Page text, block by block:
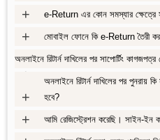
e-Return এর কোন সমস্যার ক্ষেত্রে
+
মোবাইল ফোনে কি e-Return তৈরী
+
অনলাইনে রিটার্ন দাখিলের পর সাপোর্টিং
+
অনলাইনে রিটার্ন দাখিলের পর পুনরায়
হবে?
+
আমি রেজিস্ট্রেশন করেছি। সাইন-ইন
+